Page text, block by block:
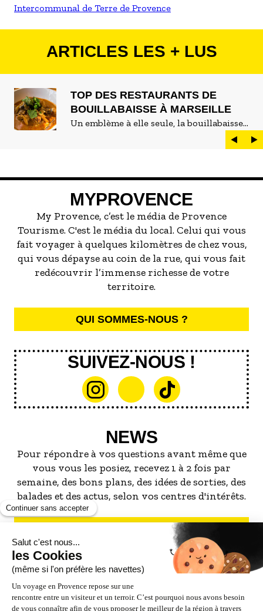
Intercommunal de Terre de Provence
ARTICLES LES + LUS
TOP DES RESTAURANTS DE
BOUILLABAISSE À MARSEILLE
Un emblème à elle seule, la bouillabaisse
est LE plat marseillais par excellence. On
peut d'ailleurs vite être submergé·e par la
servir la meilleure...
MYPROVENCE
My Provence, c’est le média de Provence
Tourisme. C'est le média du local. Celui qui vous
fait voyager à quelques kilomètres de chez vous,
qui vous dépayse au coin de la rue, qui vous fait
redécouvrir l’immense richesse de votre
territoire.
QUI SOMMES-NOUS ?
SUIVEZ-NOUS !
NEWS
Pour répondre à vos questions avant même que
vous vous les posiez, recevez 1 à 2 fois par
semaine, des bons plans, des idées de sorties, des
balades et des actus, selon vos centres d'intérêts.
S'INSCRIRE À LA NEWSLETTER
NOS PARTENAIRES